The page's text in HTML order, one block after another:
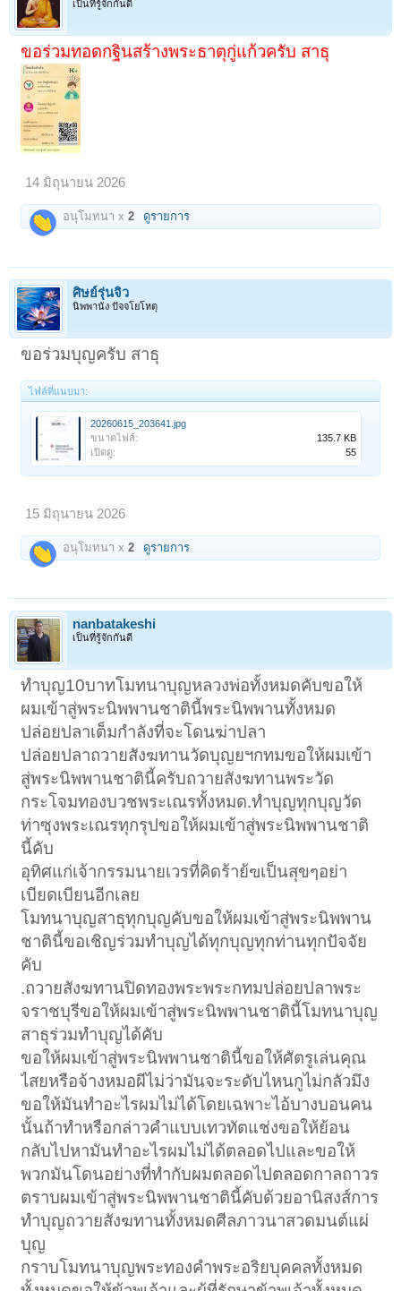
เป็นที่รู้จักกันดี
ขอร่วมทอดกฐินสร้างพระธาตุกู่แก้วครับ สาธุ
14 มิถุนายน 2026
อนุโมทนา x2 ดูรายการ
ศิษย์รุ่นจิ๋ว
นิพพานัง ปัจจโยโหตุ
ขอร่วมบุญครับ สาธุ
ไฟล์ที่แนบมา:
20260615_203641.jpg
ขนาดไฟล์:
135.7 KB
เปิดดู:
55
15 มิถุนายน 2026
อนุโมทนา x2 ดูรายการ
nanbatakeshi
เป็นที่รู้จักกันดี
ทำบุญ10บาทโมทนาบุญหลวงพ่อทั้งหมดคับขอให้
ผมเข้าสู่พระนิพพานชาตินี้พระนิพพานทั้งหมด
ปล่อยปลาเต็มกำลังที่จะโดนฆ่าปลา
ปล่อยปลาถวายสังฆทานวัดบุญยฯกทมขอให้ผมเข้า
สู่พระนิพพานชาตินี้ครับถวายสังฆทานพระวัด
กระโจมทองบวชพระเณรทั้งหมด.ทำบุญทุกบุญวัด
ท่าซุงพระเณรทุกรุปขอให้ผมเข้าสู่พระนิพพานชาติ
นี้คับ
อุทิศแก่เจ้ากรรมนายเวรที่คิดร้าย้ฃเป็นสุขๆอย่า
เบียดเบียนอีกเลย
โมทนาบุญสาธุทุกบุญคับขอให้ผมเข้าสู่พระนิพพาน
ชาตินี้ขอเชิญร่วมทำบุญได้ทุกบุญทุกท่านทุกปัจจัย
คับ
.ถวายสังฆทานปิดทองพระพระกทมปล่อยปลาพระ
จราชบุรีขอให้ผมเข้าสู่พระนิพพานชาตินี้โมทนาบุญ
สาธุร่วมทำบุญได้คับ
ขอให้ผมเข้าสู่พระนิพพานชาตินี้ขอให้ศัตรูเล่นคุณ
ไสยหรือจ้างหมอผีไม่ว่ามันจะระดับไหนกูไม่กลัวมึง
ขอให้มันทำอะไรผมไม่ได้โดยเฉพาะไอ้บางบอนคน
นั้นถ้าทำหรือกล่าวคำแบบเทวทัตแช่งขอให้ย้อน
กลับไปหามันทำอะไรผมไม่ได้ตลอดไปและขอให้
พวกมันโดนอย่างที่ทำกับผมตลอดไปตลอดกาลถาวร
ตราบผมเข้าสู่พระนิพพานชาตินี้คับด้วยอานิสงส์การ
ทำบุญถวายสังฆทานทั้งหมดศีลภาวนาสวดมนต์แผ่
บุญ
กราบโมทนาบุญพระทองคำพระอริยบุคคลทั้งหมด